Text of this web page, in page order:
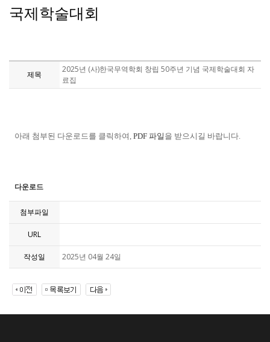
국제학술대회
제목
2025년 (사)한국무역학회 창립 50주년 기념 국제학술대회 자
료집
아래 첨부된 다운로드를 클릭하여, PDF 파일 을 받으시길 바랍니다.
다운로드
첨부파일
URL
작성일 2025년 04월 24일